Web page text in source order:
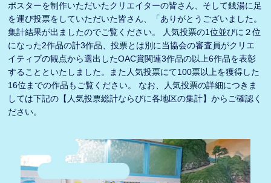
ポスターを制作いただいたクリエイターの皆さん、 そして銭湯に足
を運び投票をしていただいた皆さん、
「ありがとうございました。
集計結果が出ましたのでご覧ください。
人気投票の1位並びに２位
になった2作品の計3作品、投票とは別に当協会の審査員がクリエ
イティブの観点から選出したOAC賞関連3作品の以上6作品を表彰
することといたしました。
また人気投票にて100票以上を獲得した
16位までの作品もご覧ください。
なお、人気投票の詳細につきま
しては下記の 【人気投票総計ならびに各地区の集計】からご確認く
ださい。